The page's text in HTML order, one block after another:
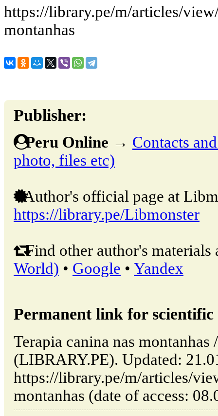
https://library.pe/m/articles/
montanhas
Publisher:
Peru Online → Contacts
photo, files etc)
Author's official page at
https://library.pe/Libmonster
Find other author's materials
World) • Google • Yandex
Permanent link for
Terapia canina nas montanhas
(LIBRARY.PE). Updated:
https://library.pe/m/articles/
montanhas (date of access: